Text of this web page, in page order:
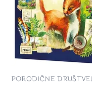
PORODIČNE